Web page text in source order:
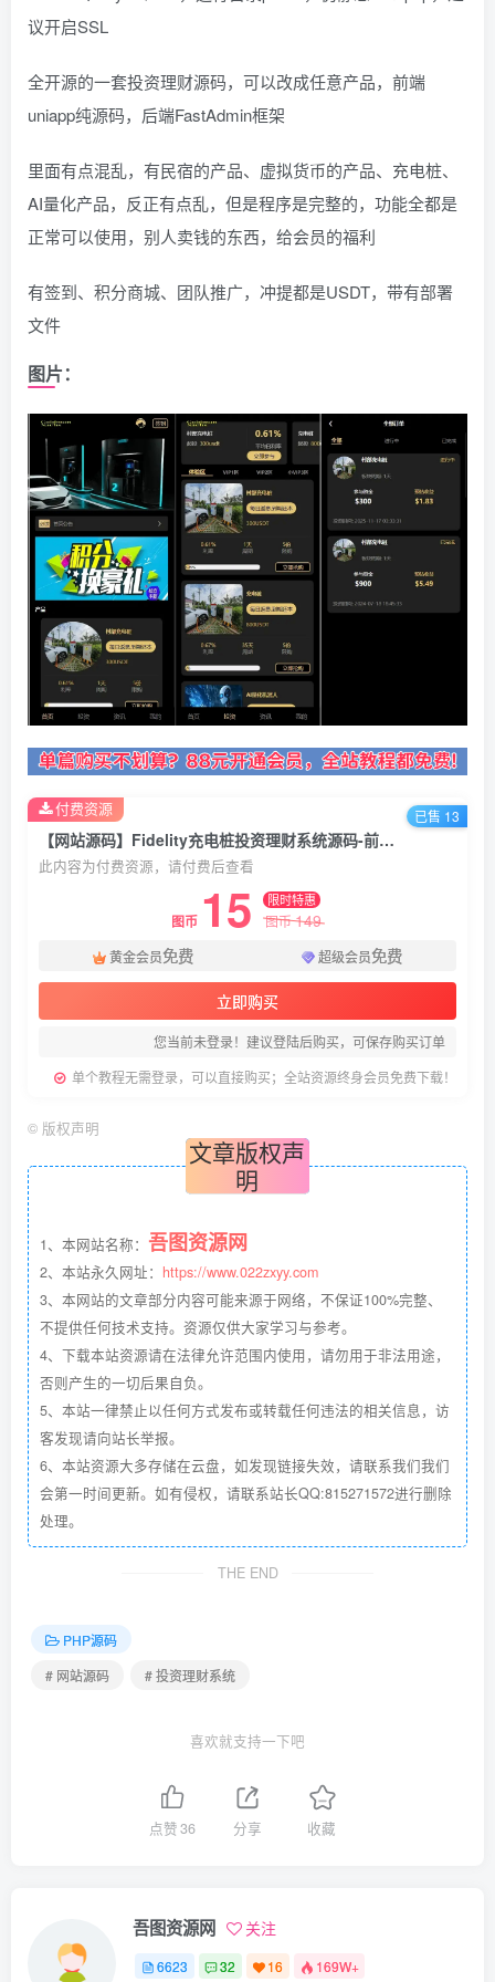
议开启SSL
全开源的一套投资理财源码，可以改成任意产品，前端
uniapp纯源码，后端FastAdmin框架
里面有点混乱，有民宿的产品、虚拟货币的产品、充电桩、
AI量化产品，反正有点乱，但是程序是完整的，功能全都是
正常可以使用，别人卖钱的东西，给会员的福利
有签到、积分商城、团队推广，冲提都是USDT，带有部署
文件
图片：
【网站源码】Fidelity充电桩投资理财系统源码-前端uniapp纯源码+后端PHP
此内容为付费资源，请付费后查看
图币 15 限时特惠
图币149
黄金会员免费 超级会员免费
立即购买
您当前未登录！建议登陆后购买，可保存购买订单
单个教程无需登录，可以直接购买；全站资源终身会员免费下载！
付费资源 已售 13
© 版权声明
文章版权声
明
1、本网站名称： 吾图资源网
2、本站永久网址： https://www.022zxyy.com
3、本网站的文章部分内容可能来源于网络，不保证100%完整、
不提供任何技术支持。资源仅供大家学习与参考。
4、下载本站资源请在法律允许范围内使用，请勿用于非法用途，
否则产生的一切后果自负。
5、本站一律禁止以任何方式发布或转载任何违法的相关信息，访
客发现请向站长举报。
6、本站资源大多存储在云盘，如发现链接失效，请联系我们我们
会第一时间更新。如有侵权，请联系站长QQ:815271572进行删除
处理。
THE END
PHP源码
# 网站源码
# 投资理财系统
喜欢就支持一下吧
点赞36 分享 收藏
吾图资源网 关注
6623 32 16 169W+